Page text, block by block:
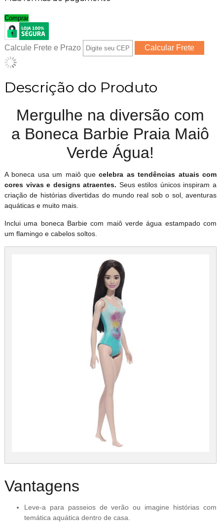
Comprar
Calcule Frete e Prazo
Descrição do Produto
Mergulhe na diversão com
a Boneca Barbie Praia Maiô
Verde Água!
A boneca usa um maiô quecelebra as tendências atuais com
cores vivas e designs atraentes. Seus estilos únicos inspiram a
criação de histórias divertidas do mundo real sob o sol, aventuras
aquáticas e muito mais.
Inclui uma boneca Barbie com maiô verde água estampado com
um flamingo e cabelos soltos.
Vantagens
Leve-a para passeios de verão ou imagine histórias com
temática aquática dentro de casa.